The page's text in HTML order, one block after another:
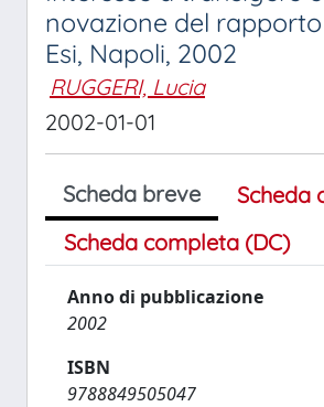
novazione del
Esi, Napoli, 2002
RUGGERI, Lucia
2002-01-01
Scheda breve
Scheda
Scheda completa (DC)
Anno di pubblicazione
2002
ISBN
9788849505047